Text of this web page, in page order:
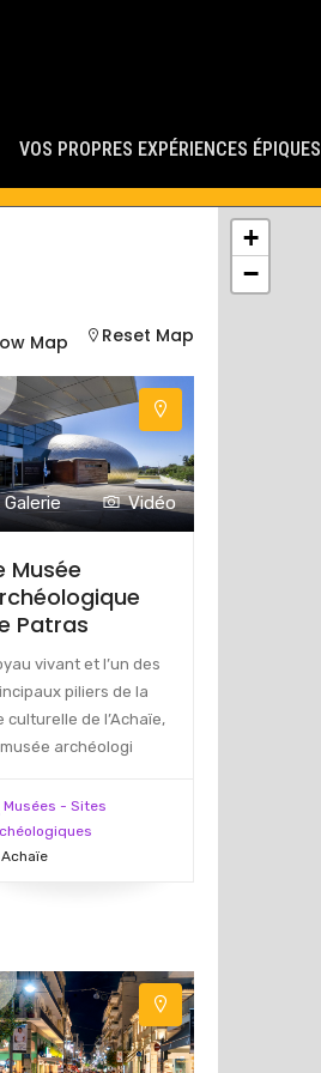
VOS PROPRES EXPÉRIENCES ÉPIQUES
Map Reset Map
Galerie Vidéo
Musée
Patras
vivant et l’un des
piliers de la
culturelle de l’Achaïe,
archéologi
Musées - Sites
Achaïe
+
−